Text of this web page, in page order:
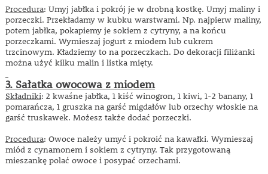
Procedura: Umyj jabłka i pokrój je w drobną kostkę. Umyj maliny i
porzeczki. Przekładamy w kubku warstwami. Np. najpierw maliny,
potem jabłka, pokapiemy je sokiem z cytryny, a na końcu
porzeczkami. Wymieszaj jogurt z miodem lub cukrem
trzcinowym. Kładziemy to na porzeczkach. Do dekoracji filiżanki
można użyć kilku malin i listka mięty.
3. Sałatka owocowa z miodem
Składniki: 2 kwaśne jabłka, 1 kiść winogron, 1 kiwi, 1-2 banany, 1
pomarańcza, 1 gruszka na garść migdałów lub orzechy włoskie na
garść truskawek. Możesz także dodać porzeczki.
Procedura: Owoce należy umyć i pokroić na kawałki. Wymieszaj
miód z cynamonem i sokiem z cytryny. Tak przygotowaną
mieszankę polać owoce i posypać orzechami.